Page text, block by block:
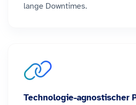
lange Downtimes.
Technologie-agnostischer